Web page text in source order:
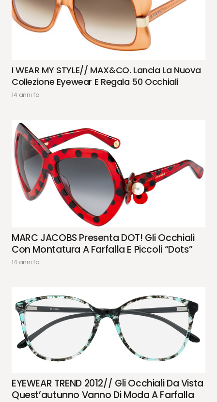
I WEAR MY STYLE// MAX&CO. Lancia La Nuova
Collezione Eyewear E Regala 50 Occhiali
14 anni fa
MARC JACOBS Presenta DOT! Gli Occhiali
Con Montatura A Farfalla E Piccoli “dots”
14 anni fa
EYEWEAR TREND 2012// Gli Occhiali Da Vista
Quest’autunno Vanno Di Moda A Farfalla